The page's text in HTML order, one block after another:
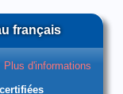
français
Plus d'informations